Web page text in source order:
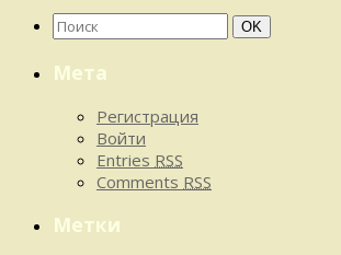
Найти:
Поиск
OK
Мета
Регистрация
Войти
Entries RSS
Comments RSS
Метки